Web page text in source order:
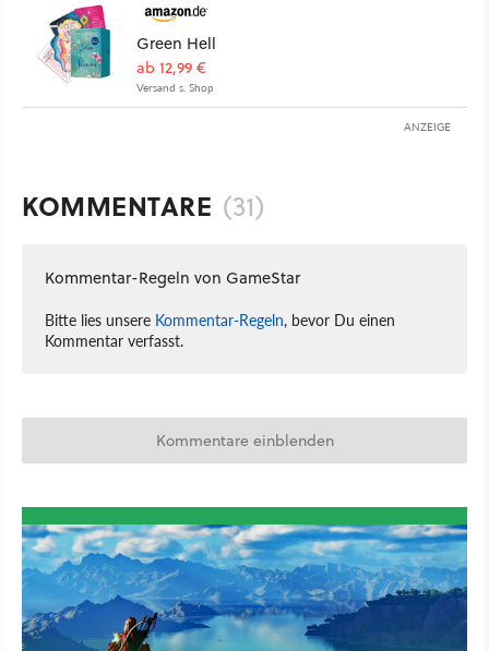
Green Hell
ab 12,99 €
Versand s. Shop
ANZEIGE
KOMMENTARE (31)
Kommentar-Regeln von GameStar
Bitte lies unsere Kommentar-Regeln, bevor Du einen
Kommentar verfasst.
Kommentare einblenden